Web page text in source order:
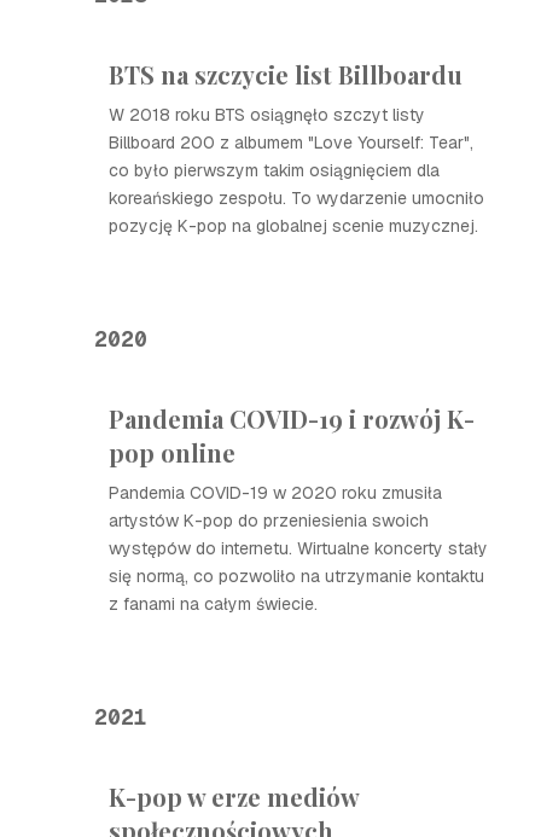
BTS na szczycie list Billboardu
W 2018 roku BTS osiągnęło szczyt listy
Billboard 200 z albumem "Love Yourself: Tear",
co było pierwszym takim osiągnięciem dla
koreańskiego zespołu. To wydarzenie umocniło
pozycję K-pop na globalnej scenie muzycznej.
2020
Pandemia COVID-19 i rozwój K-
pop online
Pandemia COVID-19 w 2020 roku zmusiła
artystów K-pop do przeniesienia swoich
występów do internetu. Wirtualne koncerty stały
się normą, co pozwoliło na utrzymanie kontaktu
z fanami na całym świecie.
2021
K-pop w erze mediów
społecznościowych